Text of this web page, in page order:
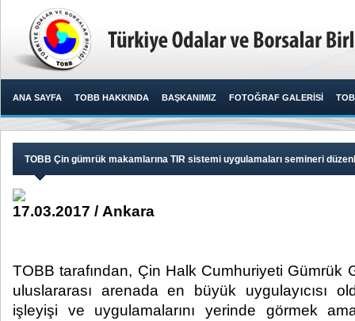
ANA SAYFA TOBB HAKKINDA BAŞKANIMIZ FOTOĞRAF GALERİSİ
TOBB Çin gümrük makamlarına TIR sistemi uygulamaları semineri
17.03.2017 / Ankara
TOBB tarafından, Çin Halk Cumhuriyeti Gümrük
uluslararası arenada en büyük uygulayıcısı
işleyişi ve uygulamalarını yerinde görmek